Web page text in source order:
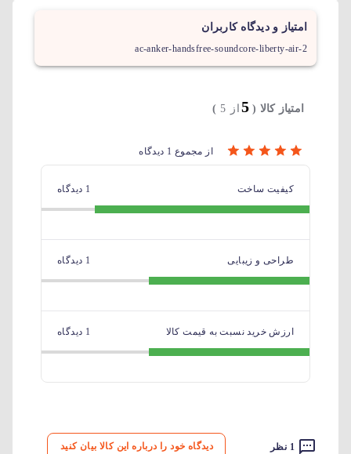
امتیاز و دیدگاه کاربران
ac-anker-handsfree-soundcore-liberty-air-2
امتیاز کالا (5 از 5 )
از مجموع 1 دیدگاه
کیفیت ساخت 1 دیدگاه
طراحی و زیبایی 1 دیدگاه
ارزش خرید نسبت به قیمت کالا 1 دیدگاه
1 نظر دیدگاه خود را درباره این کالا بیان کنید